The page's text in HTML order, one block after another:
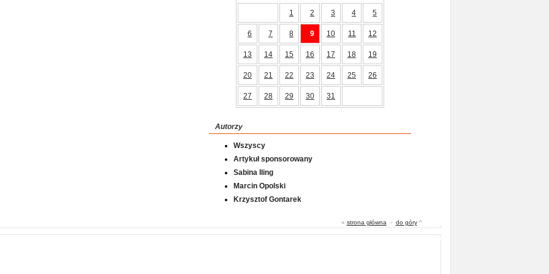
1
2 3 4 5
6 7 8 9 10 11 12
13 14 15 16 17 18 19
20 21 22 23 24 25 26
27 28 29 30 31
Autorzy
Wszyscy
Artykuł sponsorowany
Sabina Iling
Marcin Opolski
Krzysztof Gontarek
« strona główna - do góry^